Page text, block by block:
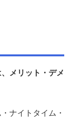
メリット・デメ
ナイトタイム・